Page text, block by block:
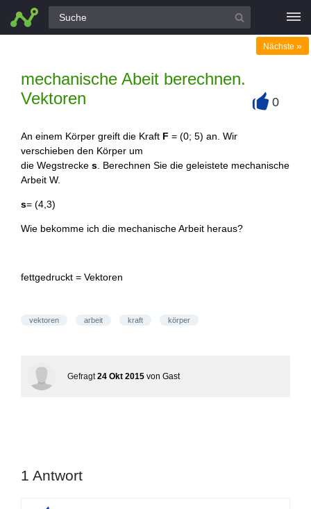
Alle Fragen
mechanische Abeit berechnen.
Vektoren
Nächste »
0
An einem Körper greift die Kraft F = (0; 5) an. Wir
verschieben den Körper um
die Wegstrecke s . Berechnen Sie die geleistete mechanische
Arbeit W.
s= (4,3)
Wie bekomme ich die mechanische Arbeit heraus?
fettgedruckt = Vektoren
vektoren arbeit kraft körper
Gefragt 24 Okt 2015 von Gast
1 Antwort